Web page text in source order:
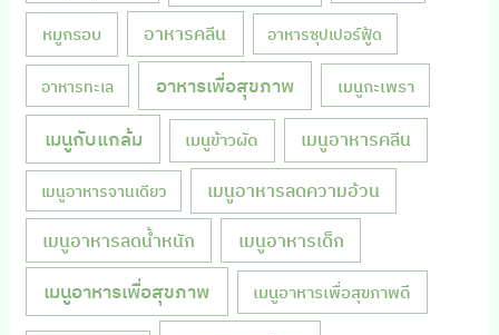
หมูกรอบ อาหารคลีน อาหารซุปเปอร์ฟู้ด
อาหารทะเล อาหารเพื่อสุขภาพ เมนูกะเพรา
เมนูกับแกล้ม เมนูข้าวผัด เมนูอาหารคลีน
เมนูอาหารจานเดียว เมนูอาหารลดความอ้วน
เมนูอาหารลดน้ำหนัก เมนูอาหารเด็ก
เมนูอาหารเพื่อสุขภาพ เมนูอาหารเพื่อสุขภาพดี